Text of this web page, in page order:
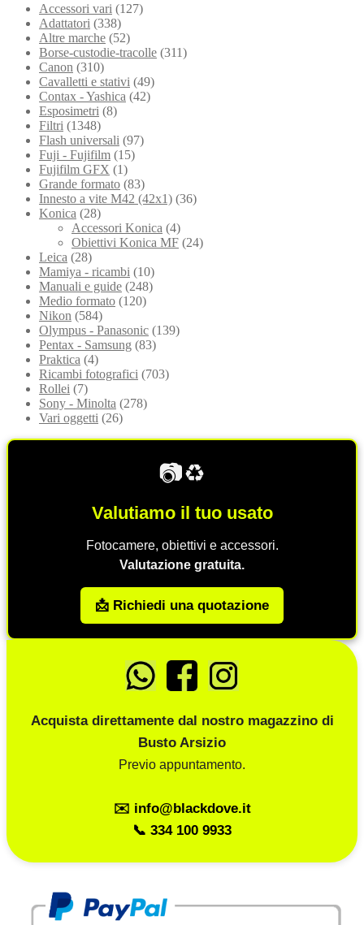
Accessori vari (127)
Adattatori (338)
Altre marche (52)
Borse-custodie-tracolle (311)
Canon (310)
Cavalletti e stativi (49)
Contax - Yashica (42)
Esposimetri (8)
Filtri (1348)
Flash universali (97)
Fuji - Fujifilm (15)
Fujifilm GFX (1)
Grande formato (83)
Innesto a vite M42 (42x1) (36)
Konica (28)
Accessori Konica (4)
Obiettivi Konica MF (24)
Leica (28)
Mamiya - ricambi (10)
Manuali e guide (248)
Medio formato (120)
Nikon (584)
Olympus - Panasonic (139)
Pentax - Samsung (83)
Praktica (4)
Ricambi fotografici (703)
Rollei (7)
Sony - Minolta (278)
Vari oggetti (26)
📷♻️
Valutiamo il tuo usato
Fotocamere, obiettivi e accessori.
Valutazione gratuita.
📩 Richiedi una quotazione
Acquista direttamente dal nostro magazzino di
Busto Arsizio
Previo appuntamento.
✉️ info@blackdove.it
📞 334 100 9933